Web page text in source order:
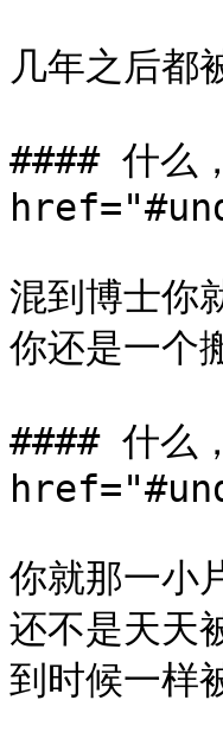
几年之后都
#### 什么
混到博士你
你还是一个
#### 什么
你就那一小
还不是天天
到时候一样